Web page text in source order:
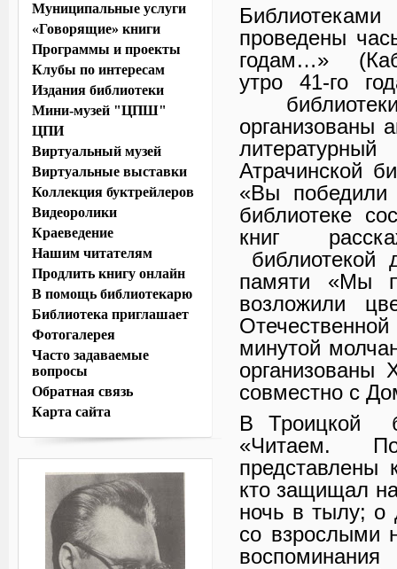
проведены
годам…»
утро 41-го
организованы
Атрачинской
«Вы
библиотеке
книг
памяти «Мы
возложили
минутой
организованы
совместно с
В Троицкой
«Читаем.
представлены
кто защищал
ночь в тылу; о
со взрослыми
воспоминания
Муниципальные услуги
«Говорящие» книги
Программы и проекты
Клубы по интересам
Издания библиотеки
Мини-музей "ЦПШ"
ЦПИ
Виртуальный музей
Виртуальные выставки
Коллекция буктрейлеров
Видеоролики
Краеведение
Нашим читателям
Продлить книгу онлайн
В помощь библиотекарю
Библиотека приглашает
Фотогалерея
Часто задаваемые
вопросы
Обратная связь
Карта сайта